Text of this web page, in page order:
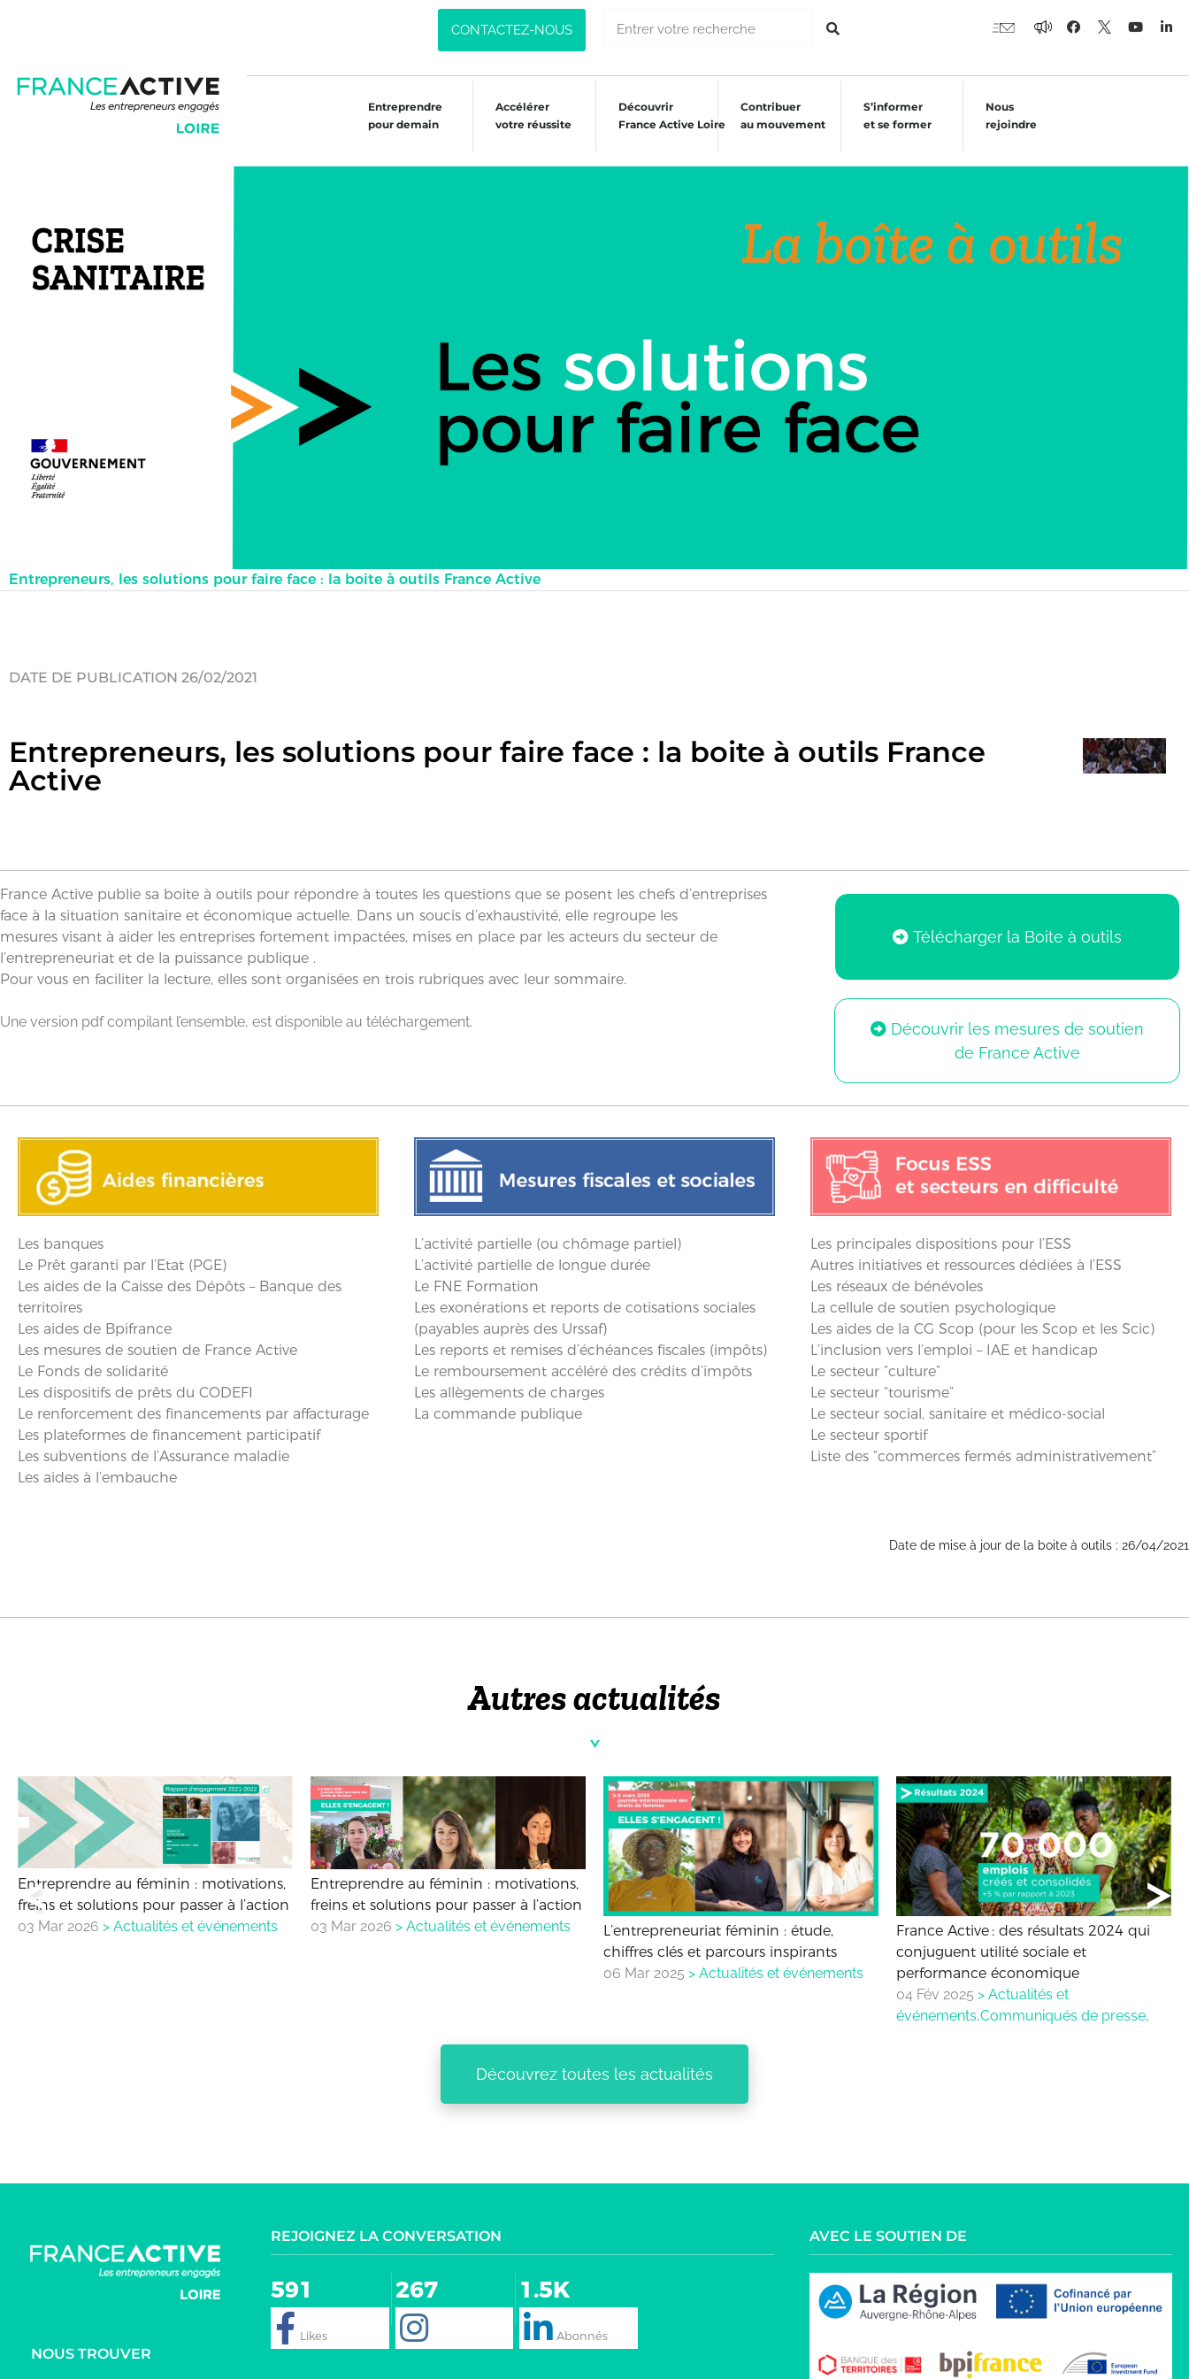
CONTACTEZ-NOUS
Entreprendre
pour demain
Accélérer
votre réussite
Découvrir
France Active Loire
Contribuer
au mouvement
S’informer
et se former
Nous
rejoindre
Entrepreneurs, les solutions pour faire face : la boite à outils France Active
DATE DE PUBLICATION 26/02/2021
Entrepreneurs, les solutions pour faire face : la boite à outils France
Active
France Active publie sa boite à outils pour répondre à toutes les questions que se posent les chefs d’entreprises
face à la situation sanitaire et économique actuelle. Dans un soucis d’exhaustivité, elle regroupe les
mesures visant à aider les entreprises fortement impactées, mises en place par les acteurs du secteur de
l’entrepreneuriat et de la puissance publique .
Pour vous en faciliter la lecture, elles sont organisées en trois rubriques avec leur sommaire.
Une version pdf compilant l’ensemble, est disponible au téléchargement.
Télécharger la Boite à outils
Découvrir les mesures de soutien
de France Active
Les banques
Le Prêt garanti par l’Etat (PGE)
Les aides de la Caisse des Dépôts – Banque des
territoires
Les aides de Bpifrance
Les mesures de soutien de France Active
Le Fonds de solidarité
Les dispositifs de prêts du CODEFI
Le renforcement des financements par affacturage
Les plateformes de financement participatif
Les subventions de l’Assurance maladie
Les aides à l’embauche
L’activité partielle (ou chômage partiel)
L’activité partielle de longue durée
Le FNE Formation
Les exonérations et reports de cotisations sociales
(payables auprès des Urssaf)
Les reports et remises d’échéances fiscales (impôts)
Le remboursement accéléré des crédits d’impôts
Les allègements de charges
La commande publique
Les principales dispositions pour l’ESS
Autres initiatives et ressources dédiées à l’ESS
Les réseaux de bénévoles
La cellule de soutien psychologique
Les aides de la CG Scop (pour les Scop et les Scic)
L’inclusion vers l’emploi – IAE et handicap
Le secteur “culture”
Le secteur “tourisme”
Le secteur social, sanitaire et médico-social
Le secteur sportif
Liste des “commerces fermés administrativement”
Date de mise à jour de la boite à outils : 26/04/2021
Autres actualités
Entreprendre au féminin : motivations,
freins et solutions pour passer à l’action
03 Mar 2026 > Actualités et événements
Entreprendre au féminin : motivations,
freins et solutions pour passer à l’action
03 Mar 2026 > Actualités et événements
L’entrepreneuriat féminin : étude,
chiffres clés et parcours inspirants
06 Mar 2025 > Actualités et événements
France Active : des résultats 2024 qui
conjuguent utilité sociale et
performance économique
04 Fév 2025 > Actualités et
événements,Communiqués de presse,
Découvrez toutes les actualités
NOUS TROUVER
REJOIGNEZ LA CONVERSATION
591 267 1.5K
AVEC LE SOUTIEN DE